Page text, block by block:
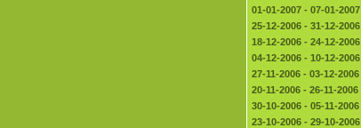
01-01-2007 - 07-01-2007
25-12-2006 - 31-12-2006
18-12-2006 - 24-12-2006
04-12-2006 - 10-12-2006
27-11-2006 - 03-12-2006
20-11-2006 - 26-11-2006
30-10-2006 - 05-11-2006
23-10-2006 - 29-10-2006